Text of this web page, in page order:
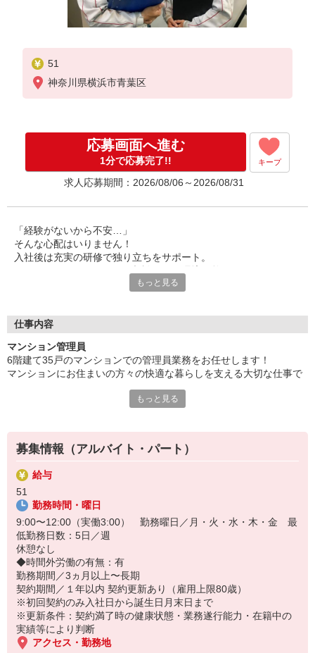
51
神奈川県横浜市青葉区
応募画面へ進む
1分で応募完了!! キープ
求人応募期間：2026/08/06～2026/08/31
「経験がないから不安…」
そんな心配はいりません！
入社後は充実の研修で独り立ちをサポート。
生活リズムに合わせた働き方が選べます。
通勤しやすい勤務地をご案内。
「ちょっと働いてみたい」から始められます。
新しい一歩を踏み出してみませんか。
もっと見る
仕事内容
マンション管理員
6階建て35戸のマンションでの管理員業務をお任せします！
マンションにお住まいの方々の快適な暮らしを支える大切な仕事で
ゴミ置場など）
・受付業務（来訪者の応対、お住まいのお客様からのお問い合わ
せ・ご相談など）
・館内や敷地内の点検、巡回
・管理組合運営補助（理事会や総会の出席、事前準備など）
・事務業務
もっと見る
募集情報（アルバイト・パート）
給与
51
勤務時間・曜日
9:00〜12:00（実働3:00） 勤務曜日／月・火・水・木・金 最
低勤務日数：5日／週
休憩なし
◆時間外労働の有無：有
勤務期間／3ヵ月以上〜長期
契約期間／１年以内 契約更新あり（雇用上限80歳）
※初回契約のみ入社日から誕生日月末日まで
※更新条件：契約満了時の健康状態・業務遂行能力・在籍中の
実績等により判断
アクセス・勤務地